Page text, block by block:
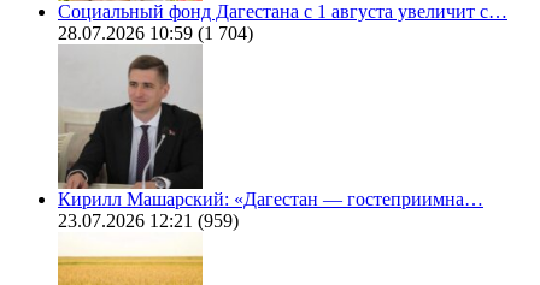
Социальный фонд Дагестана с 1 августа увеличит с…
28.07.2026 10:59 (1 704)
Кирилл Машарский: «Дагестан — гостеприимна…
23.07.2026 12:21 (959)